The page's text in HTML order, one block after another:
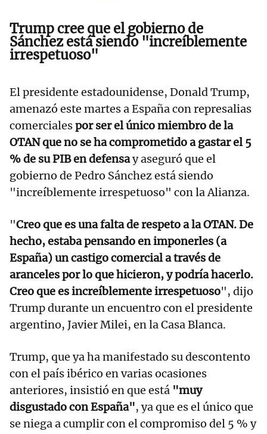
Trump cree que el gobierno de
Sánchez está siendo "increíblemente
irrespetuoso"
El presidente estadounidense, Donald Trump,
amenazó este martes a España con represalias
comercialespor ser el único miembro de la
OTAN que no se ha comprometido a gastar el 5
% de su PIB en defensay aseguró que el
gobierno de Pedro Sánchez está siendo
"increíblemente irrespetuoso" con la Alianza.
"Creo que es una falta de respeto a la OTAN. De
hecho, estaba pensando en imponerles (a
España) un castigo comercial a través de
aranceles por lo que hicieron, y podría hacerlo.
Creo que es increíblemente irrespetuoso", dijo
Trump durante un encuentro con el presidente
argentino, Javier Milei, en la Casa Blanca.
Trump, que ya ha manifestado su descontento
con el país ibérico en varias ocasiones
anteriores, insistió en que está "muy
disgustado con España", ya que es el único que
se niega a cumplir con el compromiso del 5 % y